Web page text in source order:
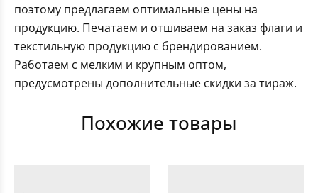
поэтому предлагаем оптимальные цены на
продукцию. Печатаем и отшиваем на заказ флаги и
текстильную продукцию с брендированием.
Работаем с мелким и крупным оптом,
предусмотрены дополнительные скидки за тираж.
Похожие товары